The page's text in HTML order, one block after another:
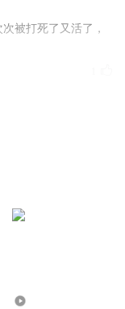
被打死了又活了，